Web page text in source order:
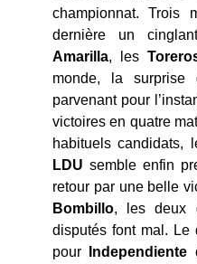
championnat. Trois
dernière un
Amarilla, les
monde, la surprise
parvenant pour
victoires en quatre
habituels candidats,
LDU semble enfin
retour par une belle
Bombillo, les deux
disputés font mal. Le
pour
Independiente